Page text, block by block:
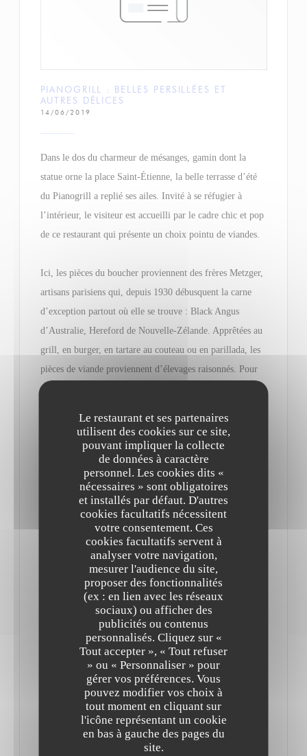
Le restaurant et ses partenaires
utilisent des cookies sur ce site,
pouvant impliquer la collecte
de données à caractère
personnel. Les cookies dits «
nécessaires » sont obligatoires
et installés par défaut. D'autres
cookies facultatifs nécessitent
votre consentement. Ces
cookies facultatifs servent à
analyser votre navigation,
mesurer l'audience du site,
proposer des fonctionnalités
(ex : en lien avec les réseaux
sociaux) ou afficher des
publicités ou contenus
personnalisés. Cliquez sur «
Tout accepter », « Tout refuser
» ou « Personnaliser » pour
gérer vos préférences. Vous
pouvez modifier vos choix à
tout moment en cliquant sur
l'icône représentant un cookie
en bas à gauche des pages du
site.
PIANOGRILL : BELLES PERSILLÉES ET
AUTRES DÉLICES
14/06/2019
Dans le dos du charmeur de mésanges, gamin dont la
statue orne la place Saint-Étienne, la belle terrasse d’été
du Pianogrill a replié ses ailes. Invité à se réfugier à
l’intérieur, le visiteur est accueilli par le cadre chic et pop
de ce restaurant qui présente un choix pointu de viandes.
Ici, les pièces du boucher proviennent des frères Metzger,
artisans parisiens qui, depuis 1930 débusquent la carne
d’exception partout où elle se trouve : Black Angus
d’Australie, Hereford de Nouvelle-Zélande. Apprêtées au
grill, en burger, en tartare au couteau ou en parillada, les
pièces de viande proviennent d’élevages raisonnés. Pour
escorter ces belles persillées, optez pour l’un des
profusion de sauces…
Les nouveautés ? Noire de Baltique maturée 45 jours puis
fumée au bois de hêtre ou autre magret de canard et figues
rôties, déclinaison de butternut et sauce Albufera (porto/
foie gras)… Et si vous ne concevez les vaches qu’au pré,
goûtez le risotto ou les Saint-Jacques snackées.
La formule du jour est soignée (malgré son appétence
pour la viande, le chef sait causer aux légumes et les
desserts sont fait maison). Que dire de plus ? Ah, si ! Les
fauteuils sont confortables et le service aimable.
Passez donc au grill !
Par JiBé Matthieu
LIRE L'ARTICLE((OUVRE UNE NOUVELLE FENÊTRE))